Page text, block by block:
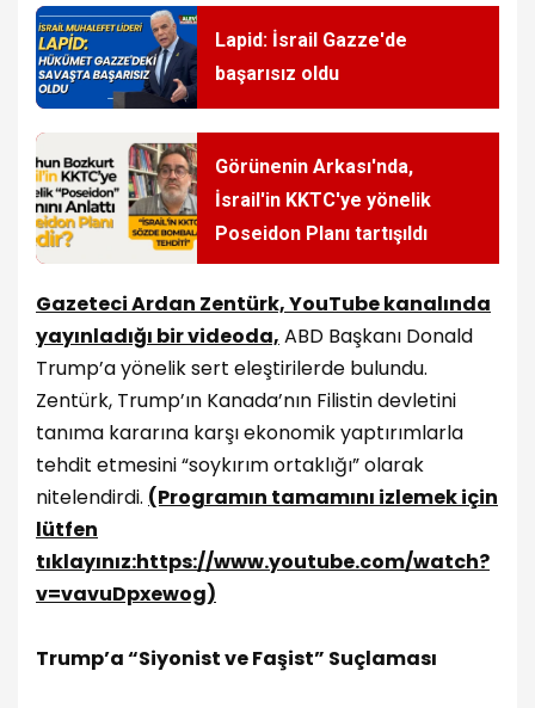
Lapid: İsrail Gazze'de
başarısız oldu
Görünenin Arkası'nda,
İsrail'in KKTC'ye yönelik
Poseidon Planı tartışıldı
Gazeteci Ardan Zentürk, YouTube kanalında
yayınladığı bir videoda, ABD Başkanı Donald
Trump’a yönelik sert eleştirilerde bulundu.
Zentürk, Trump’ın Kanada’nın Filistin devletini
tanıma kararına karşı ekonomik yaptırımlarla
tehdit etmesini “soykırım ortaklığı” olarak
nitelendirdi. (Programın tamamını izlemek için
lütfen
tıklayınız:https://www.youtube.com/watch?
v=vavuDpxewog)
Trump’a “Siyonist ve Faşist” Suçlaması